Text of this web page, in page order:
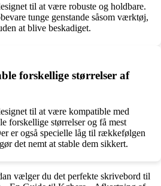
til at være robuste og holdbare.
tunge genstande såsom værktøj,
at blive beskadiget.
forskellige størrelser af
til at være kompatible med
forskellige størrelser og få mest
er også specielle låg til rækkefølgen
det nemt at stable dem sikkert.
vælger du det perfekte skrivebord til